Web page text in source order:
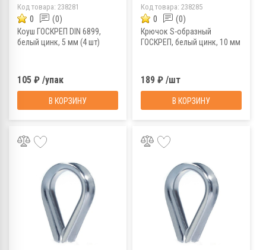
Код товара: 238281
0 (0)
Коуш ГОСКРЕП DIN 6899,
белый цинк, 5 мм (4 шт)
105 ₽ /упак
В КОРЗИНУ
Код товара: 238285
0 (0)
Крючок S-образный
ГОСКРЕП, белый цинк, 10 мм
189 ₽ /шт
В КОРЗИНУ